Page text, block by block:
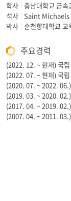
학사 충남대학교 금속
석사 Saint Michaels
박사 순천향대학교
주요경력
(2022. 12. ~ 현재) 국
(2022. 07. ~ 현재) 국
(2020. 07. ~ 2022.
(2019. 03. ~ 2020.
(2017. 04. ~ 2019.
(2007. 04. ~ 2011.